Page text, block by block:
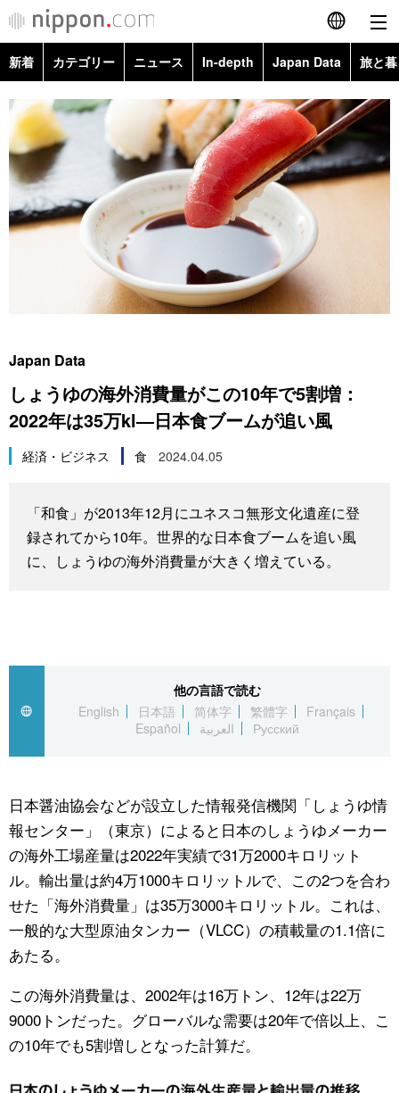
English
简体字
繁體字
Français
Español
العربية
カテゴリー
政治・外交
経済・ビジネス
社会
文化
暮らし
ニュース
旅と暮らし
動画/Live
Cinema
公式SNS
新着 カテゴリー ニュース In-depth Japan Data 旅と
政治・外交
経済・ビジネス
国際・海外
スポーツ・東京2020
Topics
Images
People
お知らせ
Japan Data
しょうゆの海外消費量がこの10年で5割増：
2022年は35万kl―日本食ブームが追い風
経済・ビジネス 食 2024.04.05
「和食」が2013年12月にユネスコ無形文化遺産に登
録されてから10年。世界的な日本食ブームを追い風
に、しょうゆの海外消費量が大きく増えている。
他の言語で読む
English
日本語 简体字 繁體字
Français
Español
العربية Русский
日本醤油協会などが設立した情報発信機関「しょうゆ情
報センター」（東京）によると日本のしょうゆメーカー
の海外工場産量は2022年実績で31万2000キロリット
ル。輸出量は約4万1000キロリットルで、この2つを合わ
せた「海外消費量」は35万3000キロリットル。これは、
一般的な大型原油タンカー（VLCC）の積載量の1.1倍に
あたる。
この海外消費量は、2002年は16万トン、12年は22万
9000トンだった。グローバルな需要は20年で倍以上、こ
の10年でも5割増しとなった計算だ。